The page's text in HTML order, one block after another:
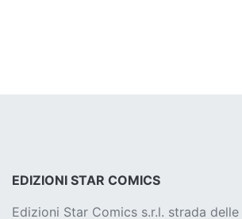
EDIZIONI STAR COMICS
Edizioni Star Comics s.r.l. strada